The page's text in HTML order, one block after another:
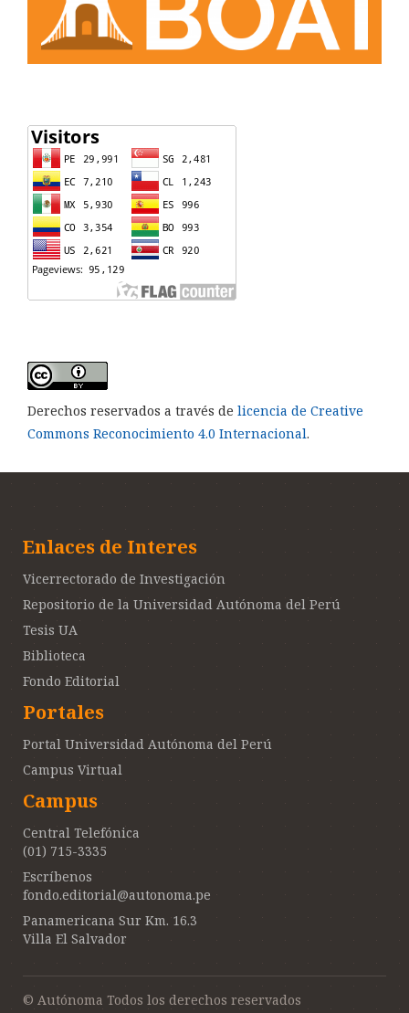
Derechos reservados a través de licencia de Creative
Commons Reconocimiento 4.0 Internacional.
Enlaces de Interes
Vicerrectorado de Investigación
Repositorio de la Universidad Autónoma del Perú
Tesis UA
Biblioteca
Fondo Editorial
Portales
Portal Universidad Autónoma del Perú
Campus Virtual
Campus
Central Telefónica
(01) 715-3335
Escríbenos
fondo.editorial@autonoma.pe
Panamericana Sur Km. 16.3
Villa El Salvador
© Autónoma Todos los derechos reservados